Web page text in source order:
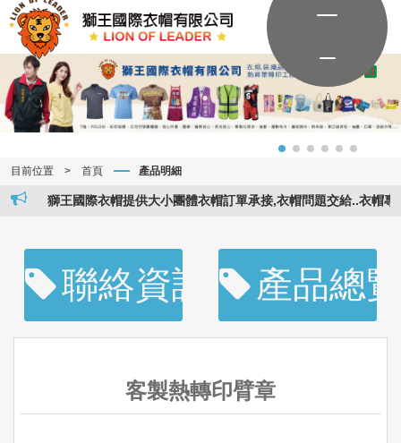
目前位置 > 首頁 產品明細
獅王國際衣帽提供大小團體衣帽訂單承接,衣帽問題交給..衣帽專家
聯絡資訊 產品總
客製熱轉印臂章